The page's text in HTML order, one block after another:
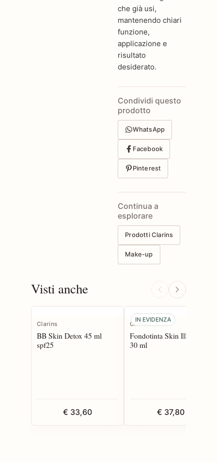
che già usi,
mantenendo chiari
funzione,
applicazione e
risultato
desiderato.
Condividi questo
prodotto
WhatsApp
Facebook
Pinterest
Continua a
esplorare
Prodotti Clarins
Make-up
Visti anche
Clarins
BB Skin Detox 45 ml
spf25
€ 33,60
IN EVIDENZA
Clarins
Fondotinta Skin Illusion
30 ml
€ 37,80